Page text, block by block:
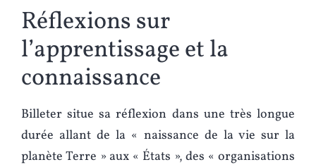
Réflexions sur
l’apprentissage et la
connaissance
Billeter situe sa réflexion dans une très longue
durée allant de la « naissance de la vie sur la
planète Terre » aux « États », des « organisations